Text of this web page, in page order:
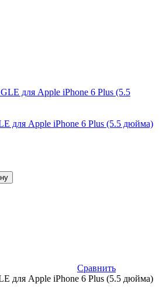
для Apple iPhone 6 Plus (5.5 дюйма)
Сравнить
для Apple iPhone 6 Plus (5.5 дюйма)